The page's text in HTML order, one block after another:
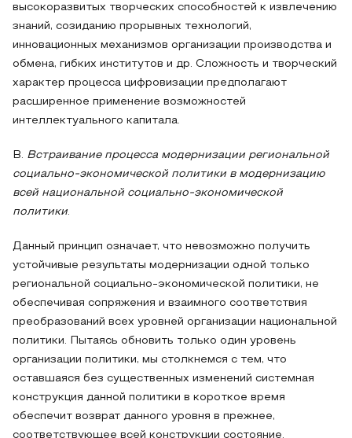
высокоразвитых творческих способностей к извлечению
знаний, созиданию прорывных технологий,
инновационных механизмов организации производства и
обмена, гибких институтов и др. Сложность и творческий
характер процесса цифровизации предполагают
расширенное применение возможностей
интеллектуального капитала.
В. Встраивание процесса модернизации региональной
социально-экономической политики в модернизацию
всей национальной социально-экономической
политики.
Данный принцип означает, что невозможно получить
устойчивые результаты модернизации одной только
региональной социально-экономической политики, не
обеспечивая сопряжения и взаимного соответствия
преобразований всех уровней организации национальной
политики. Пытаясь обновить только один уровень
организации политики, мы столкнемся с тем, что
оставшаяся без существенных изменений системная
конструкция данной политики в короткое время
обеспечит возврат данного уровня в прежнее,
соответствующее всей конструкции состояние.